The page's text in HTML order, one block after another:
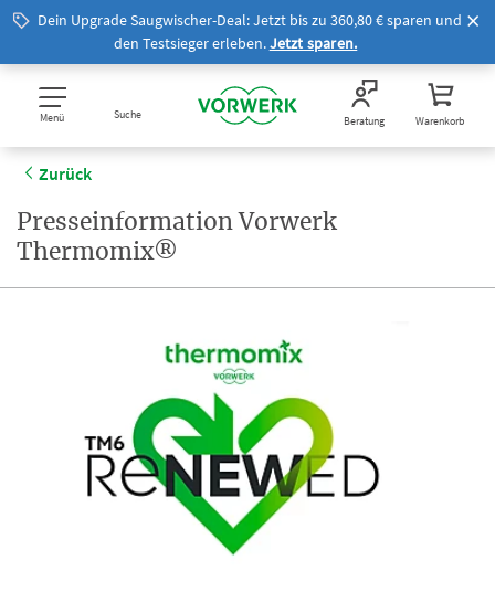
Dein Upgrade Saugwischer-Deal: Jetzt bis zu 360,80 € sparen und
den Testsieger erleben.Jetzt sparen.
Menü Suche Beratung Warenkorb
Zurück
Presseinformation Vorwerk
Thermomix®